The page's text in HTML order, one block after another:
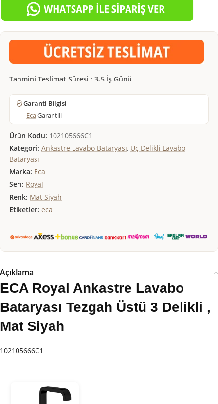
Tahmini Teslimat Süresi : 3-5 İş Günü
Garanti Bilgisi
EcaGarantili
Ürün Kodu: 102105666C1
Kategori: Ankastre Lavabo Bataryası, Üç Delikli Lavabo
Bataryası
Marka: Eca
Seri: Royal
Renk: Mat Siyah
Etiketler: eca
Açıklama
ECA Royal Ankastre Lavabo
Bataryası Tezgah Üstü 3 Delikli ,
Mat Siyah
102105666C1